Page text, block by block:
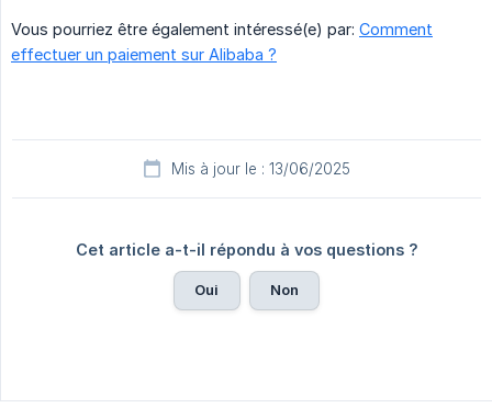
Vous pourriez être également intéressé(e) par: Comment
effectuer un paiement sur Alibaba ?
Mis à jour le : 13/06/2025
Cet article a-t-il répondu à vos questions ?
Oui Non